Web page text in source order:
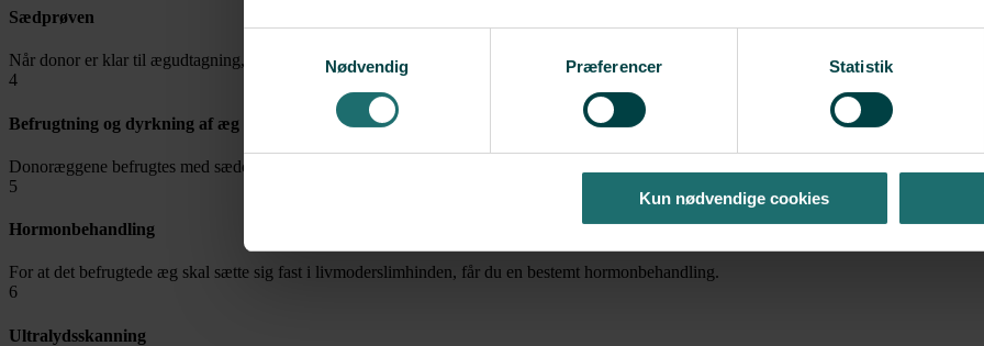
Nødvendig
Præferencer Statistik
Kun nødvendige cookies
Sædprøven
Når donor er klar til ægudtagning, skal vi bruge en sædprøve fra din partner eller fra en sæddonor.
4
Befrugtning og dyrkning af æg
Donoræggene befrugtes med sædceller. Herefter dyrkes de i op til 5 dage, før de nedfryses.
5
Hormonbehandling
For at det befrugtede æg skal sætte sig fast i livmoderslimhinden, får du en bestemt hormonbehandling.
6
Ultralydsskanning